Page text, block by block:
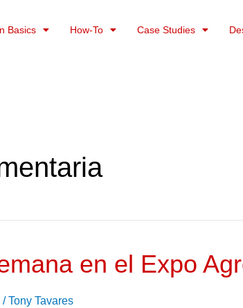
Basics How-To Case Studies
en el Expo
/Tony Tavares